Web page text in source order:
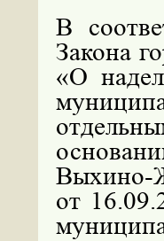
В
Закона
«О
Выхино-
от